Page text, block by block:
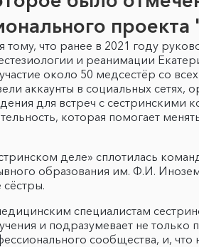
что ранее в 2021 году
и реанимации
около 50 медсестёр со
аккаунты в социальных
для встреч с сестринскими
которая помогает
деле» сплотилась
образования им. Ф.И.
специалистам
и подразумевает не
сообщества, и,